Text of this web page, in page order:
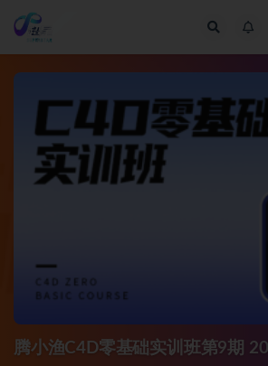
腾小渔C4D零基础实训班第9期